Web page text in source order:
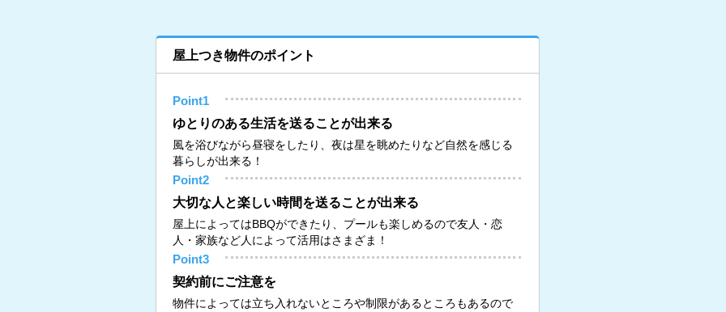
屋上つき物件のポイント
Point1
ゆとりのある生活を送ることが出来る
風を浴びながら昼寝をしたり、夜は星を眺めたりなど自然を感じる
暮らしが出来る！
Point2
大切な人と楽しい時間を送ることが出来る
屋上によってはBBQができたり、プールも楽しめるので友人・恋
人・家族など人によって活用はさまざま！
Point3
契約前にご注意を
物件によっては立ち入れないところや制限があるところもあるので